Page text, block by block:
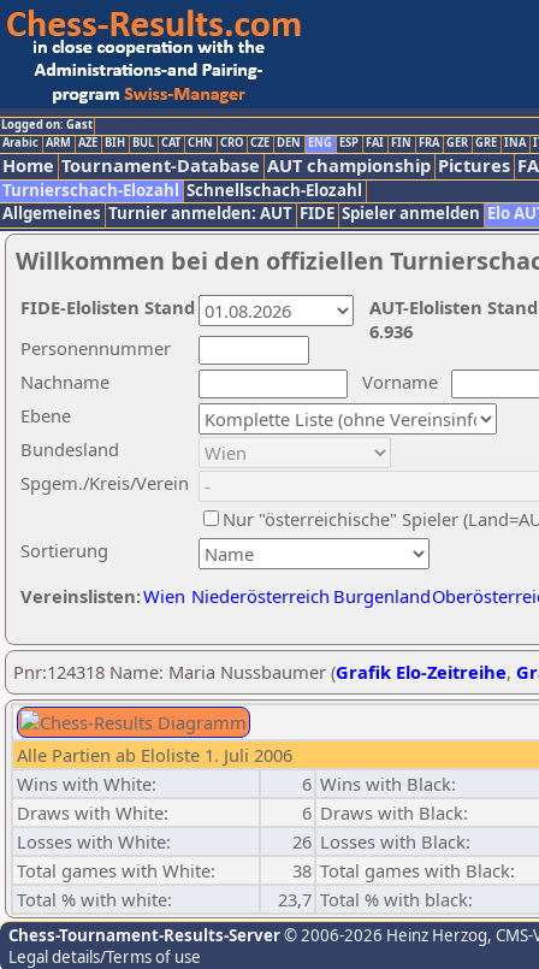
Logged on: Gast
Arabic ARM AZE BIH BUL CAT CHN CRO CZE DEN ENG ESP FAI FIN FRA GER GRE INA
Home Tournament-Database AUT championship Pictures
Turnierschach-Elozahl Schnellschach-Elozahl
Allgemeines Turnier anmelden: AUT FIDE Spieler anmelden Elo
Willkommen bei den offiziellen
Nachname
Vorname
Ebene
Sortierung
Personennummer
Bundesland
Spgem./Kreis/Verein
Nur "österreichische" Spieler
Vereinslisten:Wien Niederösterreich Burgenland
AUT-Elolisten
6.936
FIDE-Elolisten Stand
Pnr:124318 Name: Maria Nussbaumer (Grafik Elo-Zeitreihe,
Alle Partien ab Eloliste 1. Juli 2006
Wins with White:
6 Wins with Black:
Draws with White:
6 Draws with Black:
Losses with White:
26 Losses with Black:
Total games with White:
38 Total games with Black:
Total % with white:
23,7 Total % with black:
Chess-Tournament-Results-Server© 2006-2026 Heinz Herzog,
Legal details/Terms of use